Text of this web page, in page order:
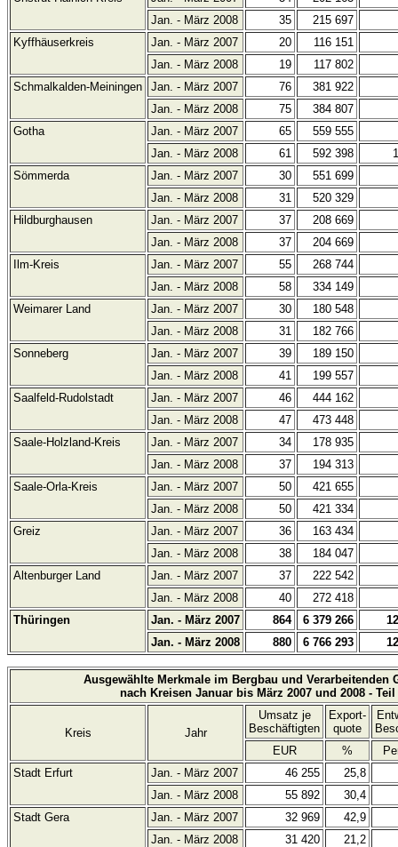
Jan. - März 2008
35
215 697
Kyffhäuserkreis
Jan. - März 2007 20
116 151
Jan. - März 2008
19
117 802
Schmalkalden-Meiningen
Jan. - März 2007 76
381 922
Jan. - März 2008
75
384 807
Gotha
Jan. - März 2007 65
559 555
Jan. - März 2008
61 592 398
Sömmerda
Jan. - März 2007 30
551 699
Jan. - März 2008
31
520 329
Hildburghausen
Jan. - März 2007 37
208 669
Jan. - März 2008
37
204 669
Ilm-Kreis
Jan. - März 2007 55
268 744
Jan. - März 2008
58
334 149
Weimarer Land
Jan. - März 2007 30
180 548
Jan. - März 2008
31
182 766
Sonneberg
Jan. - März 2007 39
189 150
Jan. - März 2008
41
199 557
Saalfeld-Rudolstadt
Jan. - März 2007 46
444 162
Jan. - März 2008
47
473 448
Saale-Holzland-Kreis
Jan. - März 2007 34
178 935
Jan. - März 2008
37
194 313
Saale-Orla-Kreis
Jan. - März 2007 50
421 655
Jan. - März 2008
50
421 334
Greiz
Jan. - März 2007 36
163 434
Jan. - März 2008
38
184 047
Altenburger Land
Jan. - März 2007 37
222 542
Jan. - März 2008
40
272 418
Thüringen
Jan. - März 2007 864 6 379 266
Jan. - März 2008
880 6 766 293
Ausgewählte Merkmale im Bergbau und Verarbeitenden
nach Kreisen Januar bis März 2007 und 2008 - Teil
Kreis Jahr
Umsatz je
Beschäftigten
Export-
quote
EUR
%
Stadt Erfurt
Jan. - März 2007 46 255
25,8
Jan. - März 2008
55 892
30,4
Stadt Gera
Jan. - März 2007 32 969
42,9
Jan. - März 2008
31 420
21,2